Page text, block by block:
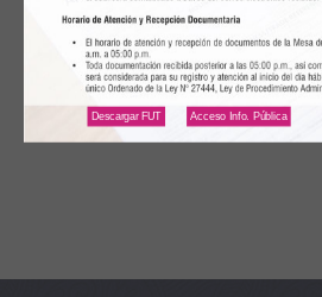
Descargar FUT Acceso Info. Pública